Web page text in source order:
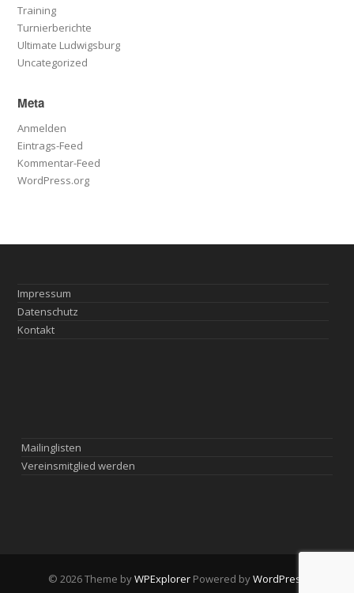
Training
Turnierberichte
Ultimate Ludwigsburg
Uncategorized
Meta
Anmelden
Eintrags-Feed
Kommentar-Feed
WordPress.org
Impressum
Datenschutz
Kontakt
Mailinglisten
Vereinsmitglied werden
© 2026 Theme byWPExplorerPowered byWordPress